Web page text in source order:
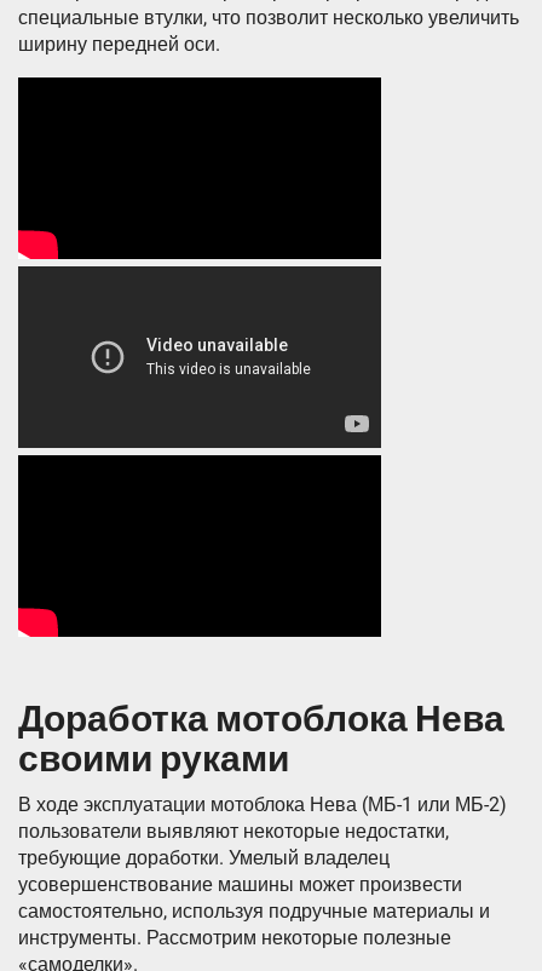
специальные втулки, что позволит несколько увеличить
ширину передней оси.
Доработка мотоблока Нева
своими руками
В ходе эксплуатации мотоблока Нева (МБ-1 или МБ-2)
пользователи выявляют некоторые недостатки,
требующие доработки. Умелый владелец
усовершенствование машины может произвести
самостоятельно, используя подручные материалы и
инструменты. Рассмотрим некоторые полезные
«самоделки».